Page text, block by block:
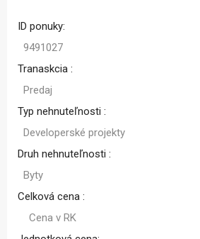
ID ponuky:
9491027
Tranaskcia :
Predaj
Typ nehnuteľnosti :
Developerské projekty
Druh nehnuteľnosti :
Byty
Celková cena :
Cena v RK